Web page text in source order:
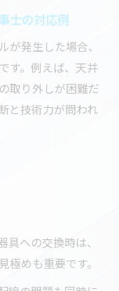
士の対応例
発生した場合、
す。例えば、天井
取り外しが困難だ
と技術力が問われ
への交換時は、
めも重要です。